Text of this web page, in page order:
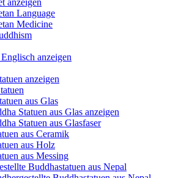
anzeigen
Language
Medicine
anzeigen
anzeigen
aus Glas
Statuen aus Glas anzeigen
Statuen aus Glasfaser
aus Ceramik
aus Holz
aus Messing
Buddhastatuen aus Nepal